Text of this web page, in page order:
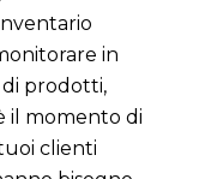
in
prodotti,
il momento di
clienti